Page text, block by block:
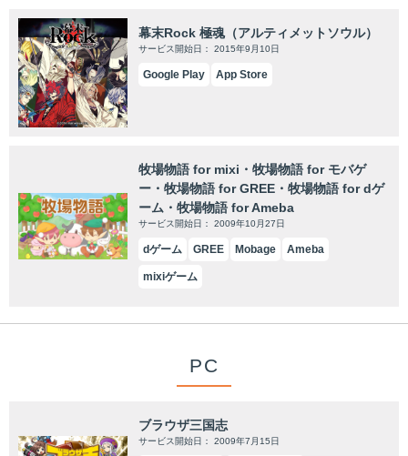
幕末Rock 極魂（アルティメットソウル）
サービス開始日： 2015年9月10日
Google Play App Store
牧場物語 for mixi・牧場物語 for モバゲ
ー・牧場物語 for GREE・牧場物語 for dゲ
ーム・牧場物語 for Ameba
サービス開始日： 2009年10月27日
dゲーム GREE Mobage Ameba
mixiゲーム
PC
ブラウザ三国志
サービス開始日： 2009年7月15日